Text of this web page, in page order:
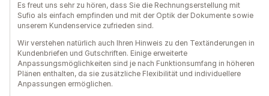
Es freut uns sehr zu hören, dass Sie die Rechnungserstellung mit
Sufio als einfach empfinden und mit der Optik der Dokumente sowie
unserem Kundenservice zufrieden sind.
Wir verstehen natürlich auch Ihren Hinweis zu den Textänderungen in
Kundenbriefen und Gutschriften. Einige erweiterte
Anpassungsmöglichkeiten sind je nach Funktionsumfang in höheren
Plänen enthalten, da sie zusätzliche Flexibilität und individuellere
Anpassungen ermöglichen.